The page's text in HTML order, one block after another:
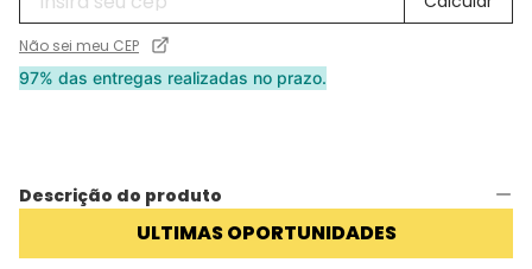
Não sei meu CEP
97% das entregas realizadas no prazo.
Descrição do produto
ULTIMAS OPORTUNIDADES